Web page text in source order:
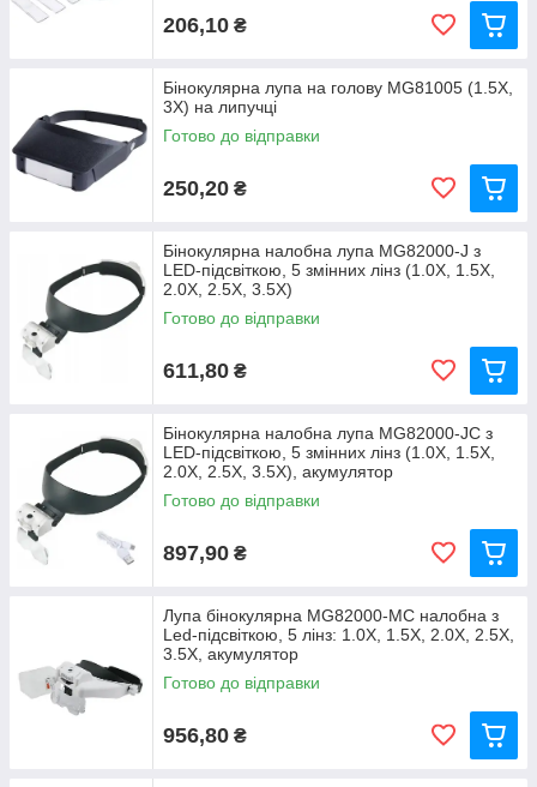
206,10 ₴
Бінокулярна лупа на голову MG81005 (1.5X,
3X) на липучці
Готово до відправки
250,20 ₴
Бінокулярна налобна лупа MG82000-J з
LED-підсвіткою, 5 змінних лінз (1.0X, 1.5X,
2.0X, 2.5X, 3.5X)
Готово до відправки
611,80 ₴
Бінокулярна налобна лупа MG82000-JC з
LED-підсвіткою, 5 змінних лінз (1.0X, 1.5X,
2.0X, 2.5X, 3.5X), акумулятор
Готово до відправки
897,90 ₴
Лупа бінокулярна MG82000-MC налобна з
Led-підсвіткою, 5 лінз: 1.0Х, 1.5Х, 2.0Х, 2.5Х,
3.5Х, акумулятор
Готово до відправки
956,80 ₴